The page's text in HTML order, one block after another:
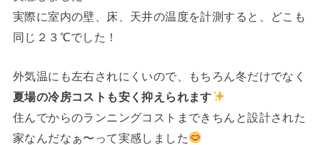
実際に室内の壁、床、天井の温度を計測すると、どこも
同じ２３℃でした！
外気温にも左右されにくいので、もちろん冬だけでなく
夏場の冷房コストも安く抑えられます
住んでからのランニングコストまできちんと設計された
家なんだなぁ〜って実感しました